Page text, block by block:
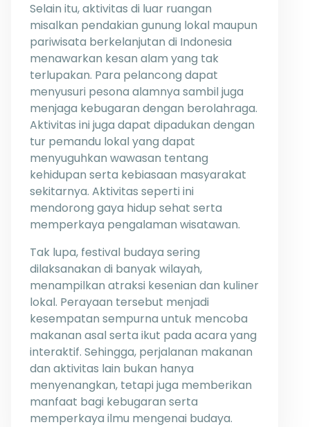
Selain itu, aktivitas di luar ruangan
misalkan pendakian gunung lokal maupun
pariwisata berkelanjutan di Indonesia
menawarkan kesan alam yang tak
terlupakan. Para pelancong dapat
menyusuri pesona alamnya sambil juga
menjaga kebugaran dengan berolahraga.
Aktivitas ini juga dapat dipadukan dengan
tur pemandu lokal yang dapat
menyuguhkan wawasan tentang
kehidupan serta kebiasaan masyarakat
sekitarnya. Aktivitas seperti ini
mendorong gaya hidup sehat serta
memperkaya pengalaman wisatawan.
Tak lupa, festival budaya sering
dilaksanakan di banyak wilayah,
menampilkan atraksi kesenian dan kuliner
lokal. Perayaan tersebut menjadi
kesempatan sempurna untuk mencoba
makanan asal serta ikut pada acara yang
interaktif. Sehingga, perjalanan makanan
dan aktivitas lain bukan hanya
menyenangkan, tetapi juga memberikan
manfaat bagi kebugaran serta
memperkaya ilmu mengenai budaya.